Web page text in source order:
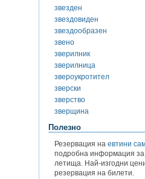
звезден
звездовиден
звездообразен
звено
зверилник
зверилница
звероукротител
зверски
зверство
зверщина
Полезно
Резервация на евтини
подробна информация за
летища. Най-изгодни
резервация на билети.